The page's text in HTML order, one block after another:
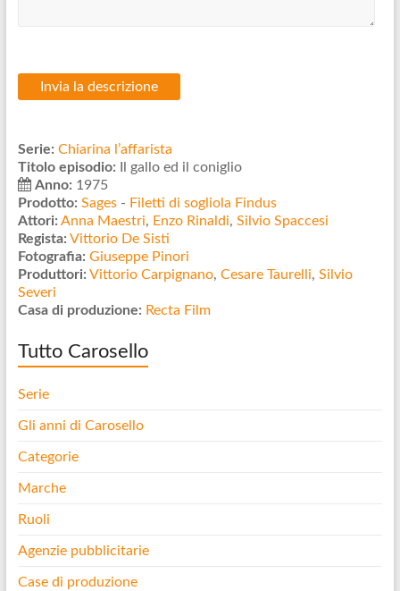
Serie: Chiarina l’affarista
Titolo episodio: Il gallo ed il coniglio
Anno: 1975
Prodotto: Sages- Filetti di sogliola Findus
Attori: Anna Maestri, Enzo Rinaldi, Silvio Spaccesi
Regista: Vittorio De Sisti
Fotografia: Giuseppe Pinori
Produttori: Vittorio Carpignano, Cesare Taurelli, Silvio
Severi
Casa di produzione: Recta Film
Tutto Carosello
Serie
Gli anni di Carosello
Categorie
Marche
Ruoli
Agenzie pubblicitarie
Case di produzione